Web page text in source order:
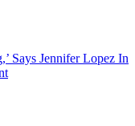
Says Jennifer Lopez In